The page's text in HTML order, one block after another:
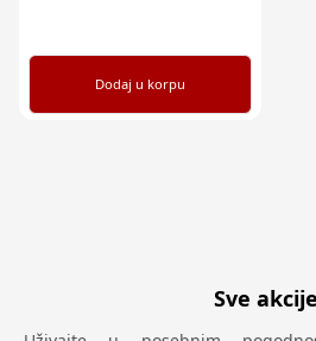
Dodaj u korpu
Sve akcije